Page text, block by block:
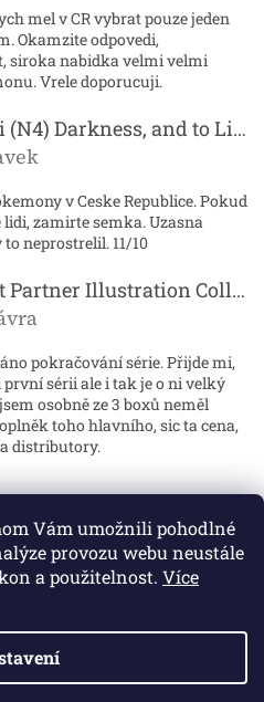
Vám umožnili pohodlné
provozu webu neustále
a použitelnost. Více
ý
p
i
s
mel v CR vybrat pouze jeden
Okamzite odpovedi,
siroka nabidka velmi velmi
Vrele doporucuji.
Shining Celebi (N4) Darkness, and to Light...
je 5 z 5 hvězdiček.
v Ceske Republice. Pokud
zamirte semka. Uzasna
neprostrelil. 11/10
Pokémon First Partner Illustration Collection - Series 2
je 5 z 5 hvězdiček.
pokračování série. Přijde mi,
sérii ale i tak je o ni velký
osobně ze 3 boxů neměl
toho hlavního, sic ta cena,
distributory.
Shoptet